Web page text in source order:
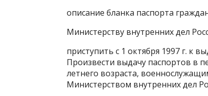
описание бланка паспорта
Министерству внутренних дел
приступить с 1 октября 1997 г. к
Произвести выдачу паспортов в
летнего возраста,
Министерством внутренних дел